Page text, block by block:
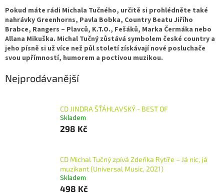
Pokud máte rádi Michala Tučného, určitě si prohlédněte také
nahrávky Greenhorns, Pavla Bobka, Country Beatu Jiřího
Brabce, Rangers – Plavců, K.T.O., Fešáků, Marka Čermáka nebo
Allana Mikuška. Michal Tučný zůstává symbolem české country a
jeho písně si už více než půl století získávají nové posluchače
svou upřímností, humorem a poctivou muzikou.
Nejprodávanější
CD JINDRA ŠŤÁHLAVSKÝ - BEST OF
Skladem
298 Kč
CD Michal Tučný zpívá Zdeňka Rytíře – Já nic, já
muzikant (Universal Music, 2021)
Skladem
498 Kč